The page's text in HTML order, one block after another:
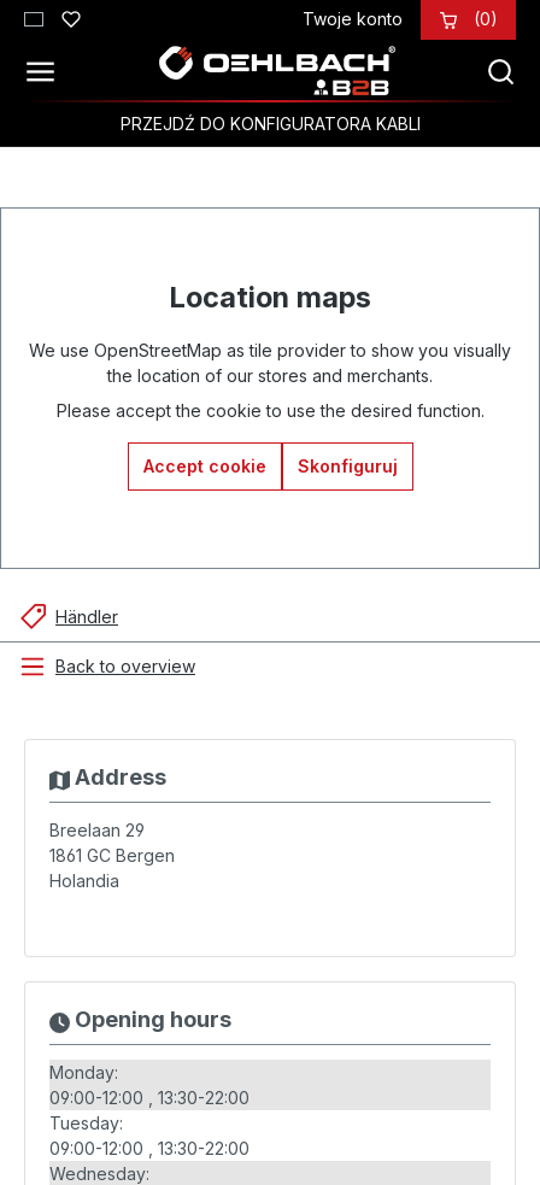
Przejdź do głównej zawartości Twoje konto (0)
PRZEJDŹ DO KONFIGURATORA KABLI
Location maps
We use OpenStreetMap as tile provider to show you visually
the location of our stores and merchants.
Please accept the cookie to use the desired function.
Accept cookie Skonfiguruj
Händler
Back to overview
Address
Breelaan 29
1861 GC Bergen
Holandia
Opening hours
Monday:
09:00-12:00
13:30-22:00
Tuesday:
09:00-12:00
13:30-22:00
Wednesday: